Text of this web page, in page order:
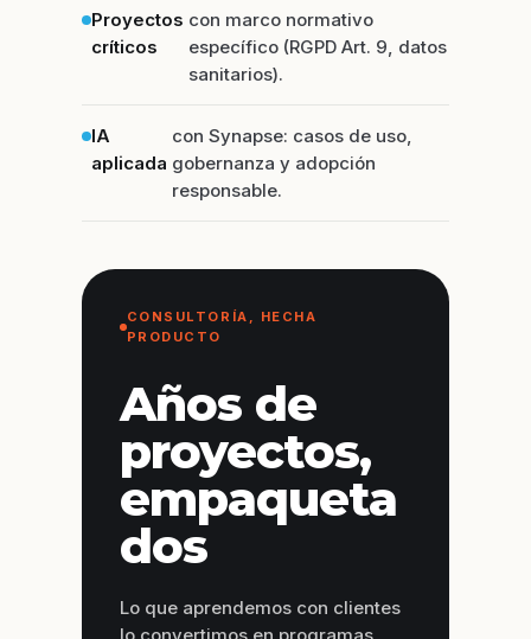
Proyectos
críticos
con marco normativo
específico (RGPD Art. 9, datos
sanitarios).
IA
aplicada
con Synapse: casos de uso,
gobernanza y adopción
responsable.
CONSULTORÍA, HECHA
PRODUCTO
Años de
proyectos,
empaqueta
dos
Lo que aprendemos con clientes